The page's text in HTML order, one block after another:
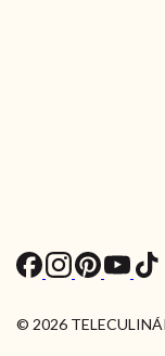
© 2026